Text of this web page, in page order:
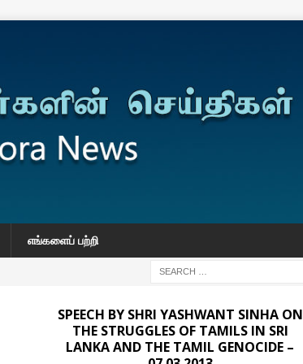
எங்களைப் பற்றி
SPEECH BY SHRI YASHWANT SINHA ON
THE STRUGGLES OF TAMILS IN SRI
LANKA AND THE TAMIL GENOCIDE –